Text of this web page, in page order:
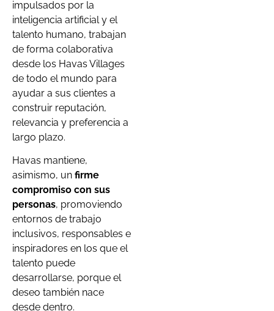
impulsados por la
inteligencia artificial y el
talento humano, trabajan
de forma colaborativa
desde los Havas Villages
de todo el mundo para
ayudar a sus clientes a
construir reputación,
relevancia y preferencia a
largo plazo.
Havas mantiene,
asimismo, un firme
compromiso con sus
personas, promoviendo
entornos de trabajo
inclusivos, responsables e
inspiradores en los que el
talento puede
desarrollarse, porque el
deseo también nace
desde dentro.